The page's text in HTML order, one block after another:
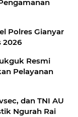
Polres Gianyar
2026
Resmi
Pelayanan
dan TNI AU
Ngurah Rai